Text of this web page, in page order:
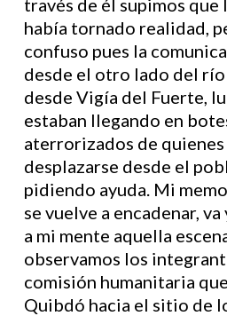
través de él supimos que
había tornado realidad,
confuso pues la
desde el otro lado del
desde Vigía del Fuerte,
estaban llegando en
aterrorizados de quienes
desplazarse desde el
pidiendo ayuda. Mi
se vuelve a encadenar,
a mi mente aquella
observamos los
comisión humanitaria
Quibdó hacia el sitio de